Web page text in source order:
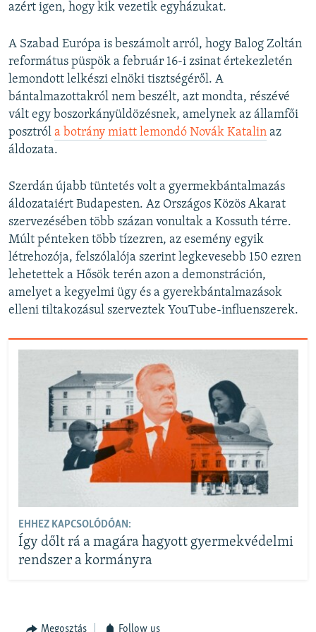
azért igen, hogy kik vezetik egyházukat.
A Szabad Európa is beszámolt arról, hogy Balog Zoltán
református püspök a február 16-i zsinat értekezletén
lemondott lelkészi elnöki tisztségéről. A
bántalmazottakról nem beszélt, azt mondta, részévé
vált egy boszorkányüldözésnek, amelynek az államfői
posztról a botrány miatt lemondó Novák Katalin az
áldozata.
Szerdán újabb tüntetés volt a gyermekbántalmazás
áldozataiért Budapesten. Az Országos Közös Akarat
szervezésében több százan vonultak a Kossuth térre.
Múlt pénteken több tízezren, az esemény egyik
létrehozója, felszólalója szerint legkevesebb 150 ezren
lehetettek a Hősök terén azon a demonstráción,
amelyet a kegyelmi ügy és a gyerekbántalmazások
elleni tiltakozásul szerveztek YouTube-influenszerek.
EHHEZ KAPCSOLÓDÓAN:
Így dőlt rá a magára hagyott gyermekvédelmi
rendszer a kormányra
Megosztás Follow us